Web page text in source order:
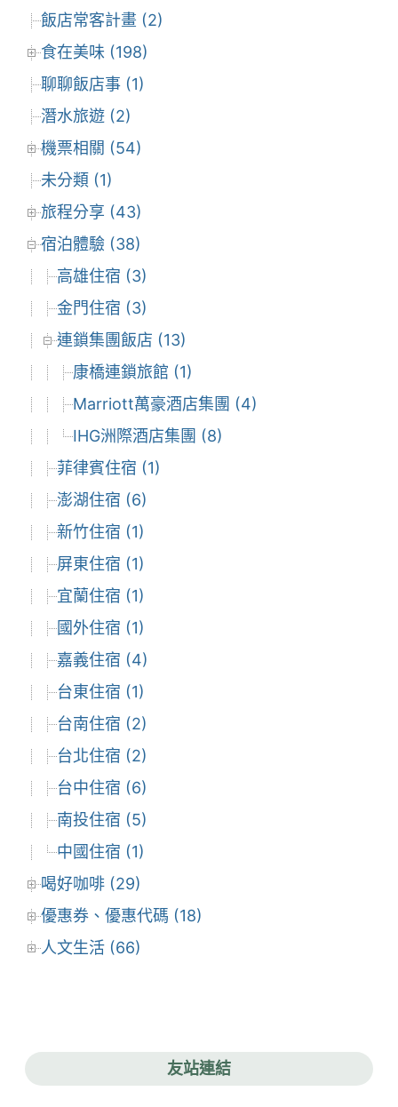
飯店常客計畫 (2)
食在美味 (198)
聊聊飯店事 (1)
潛水旅遊 (2)
機票相關 (54)
未分類 (1)
旅程分享 (43)
宿泊體驗 (38)
高雄住宿 (3)
金門住宿 (3)
連鎖集團飯店 (13)
康橋連鎖旅館 (1)
Marriott萬豪酒店集團 (4)
IHG洲際酒店集團 (8)
菲律賓住宿 (1)
澎湖住宿 (6)
新竹住宿 (1)
屏東住宿 (1)
宜蘭住宿 (1)
國外住宿 (1)
嘉義住宿 (4)
台東住宿 (1)
台南住宿 (2)
台北住宿 (2)
台中住宿 (6)
南投住宿 (5)
中國住宿 (1)
喝好咖啡 (29)
優惠券、優惠代碼 (18)
人文生活 (66)
友站連結